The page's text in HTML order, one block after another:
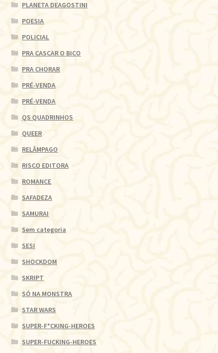
PLANETA DEAGOSTINI
POESIA
POLICIAL
PRA CASCAR O BICO
PRA CHORAR
PRÉ-VENDA
PRÉ-VENDA
QS QUADRINHOS
QUEER
RELÂMPAGO
RISCO EDITORA
ROMANCE
SAFADEZA
SAMURAI
Sem categoria
SESI
SHOCKDOM
SKRIPT
SÓ NA MONSTRA
STAR WARS
SUPER-F*CKING-HEROES
SUPER-FUCKING-HEROES